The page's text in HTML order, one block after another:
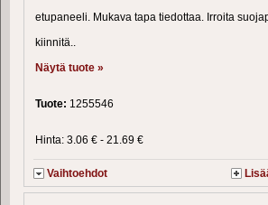
etupaneeli. Mukava tapa tiedottaa. Irroita
kiinnitä..
Näytä tuote »
Tuote: 1255546
Hinta: 3.06 € - 21.69 €
Vaihtoehdot